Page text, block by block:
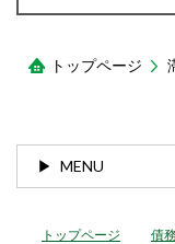
トップページ
MENU
トップページ 債